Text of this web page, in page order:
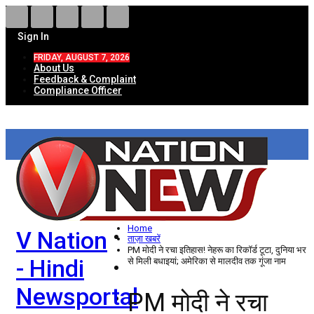
Sign In
FRIDAY, AUGUST 7, 2026
About Us
Feedback & Complaint
Compliance Officer
V Nation
- Hindi
Newsportal
HOME
ताज़ा खबरें
देश
विदेश
राज्य
उत्तर प्रदेश
Home
ताज़ा खबरें
PM मोदी ने रचा इतिहास! नेहरू का रिकॉर्ड टूटा, दुनिया भर
से मिली बधाइयां; अमेरिका से मालदीव तक गूंजा नाम
PM मोदी ने रचा